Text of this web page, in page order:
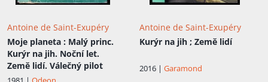
Antoine de Saint-Exupéry
Moje planeta : Malý princ.
Kurýr na jih. Noční let.
Země lidí. Válečný pilot
Antoine de Saint-Exupéry
Kurýr na jih ; Země lidí
2016 | Garamond